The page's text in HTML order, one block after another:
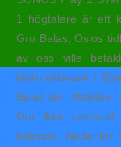
1 högtalare är ett
Gro Balas, Oslos
av oss ville
bibliotekbesøk i
Balas sin uttalelse.
Om ikke
fistende. Nedenfor